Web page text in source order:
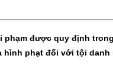
được quy định
phạt đối với tội